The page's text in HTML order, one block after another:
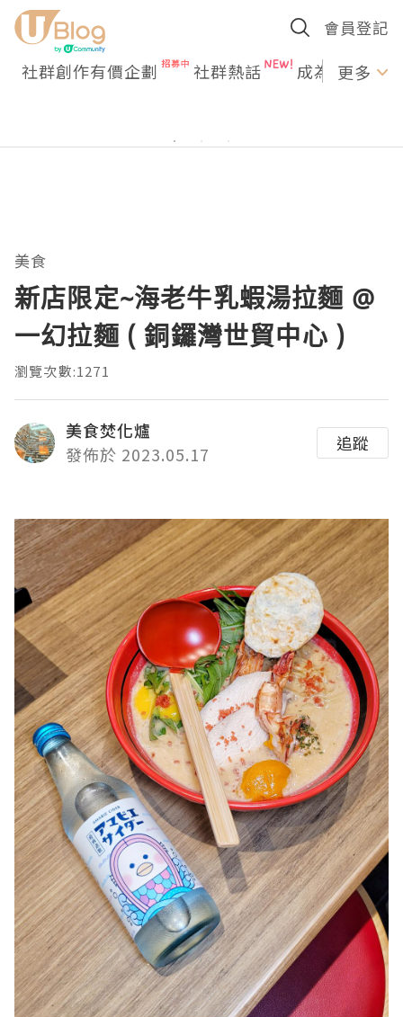
會員登記
社群創作有價企劃 社群熱話 成為U更多
美食
新店限定~海老牛乳蝦湯拉麵 @
一幻拉麵 ( 銅鑼灣世貿中心 )
瀏覽次數:1271
美食焚化爐
發佈於 2023.05.17
追蹤